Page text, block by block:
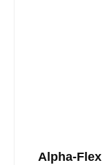
Alpha-